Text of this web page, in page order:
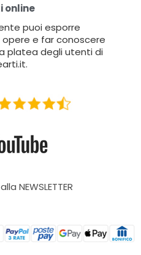
online
puoi esporre
e far conoscere
platea degli utenti di
NEWSLETTER